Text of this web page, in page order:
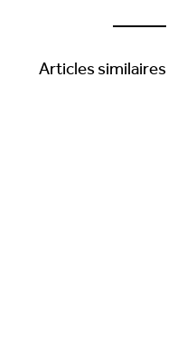
Articles similaires